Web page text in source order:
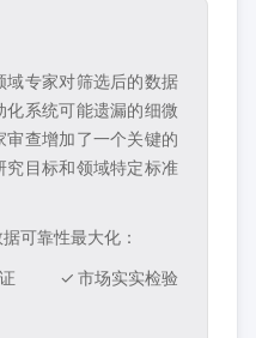
域专家对筛选后的数据
系统可能遗漏的细微
审查增加了一个关键的
究目标和领域特定标准
可靠性最大化：
✓ 市场实实检验